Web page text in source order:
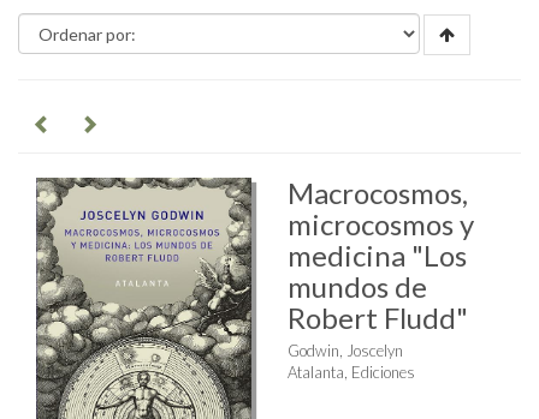
Macrocosmos,
microcosmos y
medicina "Los
mundos de
Robert Fludd"
Godwin, Joscelyn
Atalanta, Ediciones